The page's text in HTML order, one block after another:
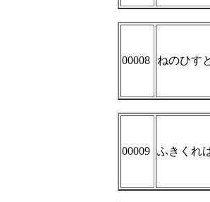
00008 ねのひす
00009 ふきくれ